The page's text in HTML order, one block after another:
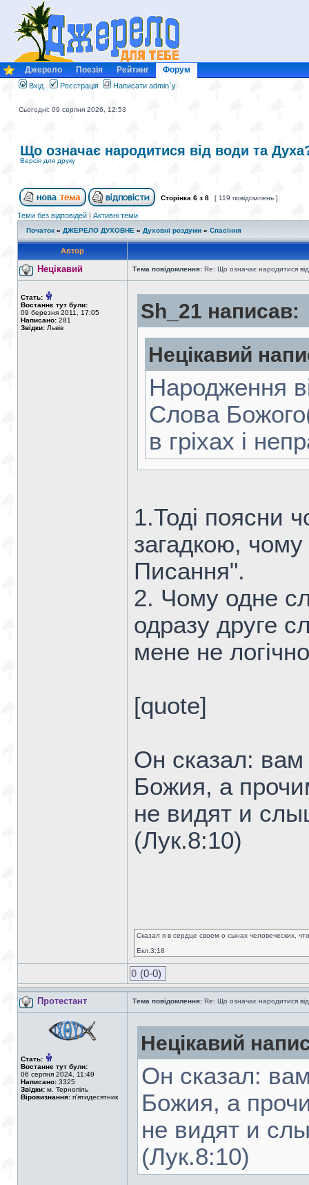
Джерело Поезія Рейтинг Форум
Вхід Реєстрація Написати admin`у
Сьогодні: 09 серпня 2026, 12:53
Що означає народитися від води та
Версія для друку
Сторінка 6 з 8 [ 119 повідомлень ]
Теми без відповідей | Активні теми
Початок » ДЖЕРЕЛО ДУХОВНЕ » Духовні роздуми » Спасіння
Автор
Нецікавий Тема повідомлення: Re: Що означає народитися
Стать:
Востаннє тут були:
09 березня 2011, 17:05
Написано: 281
Звідки: Львів
Sh_21 написав:
Нецікавий
Народження
Слова
в гріхах і
1.Тоді поясни
загадкою, чому
Писання".
2. Чому одне
одразу друге
мене не
[quote]
Он сказал:
Божия, а
не видят и
(Лук.8:10)
Сказал я в сердце своем о сынах человеческих,
Екл.3:18
0 (0-0)
Протестант Тема повідомлення: Re: Що означає народитися
Стать:
Востаннє тут були:
06 серпня 2024, 11:49
Написано: 3325
Звідки: м. Тернопіль
Віровизнання: п'ятидесятник
Нецікавий
Он сказал:
Божия, а
не видят и
(Лук.8:10)